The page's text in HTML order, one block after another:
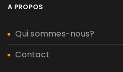
A PROPOS
Qui sommes-nous?
Contact